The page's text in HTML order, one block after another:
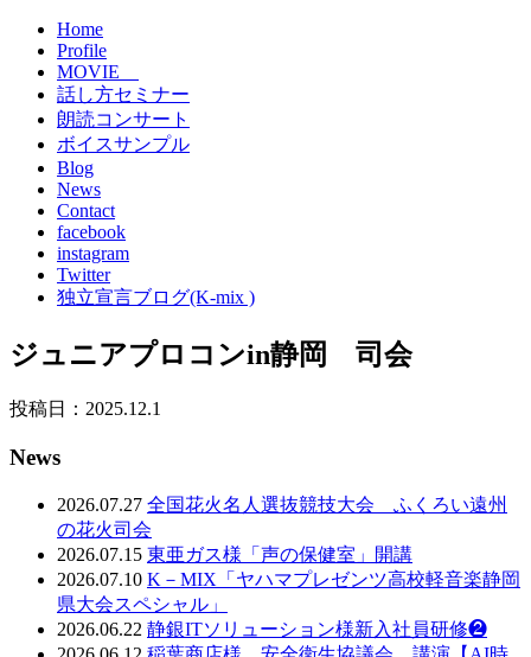
Home
Profile
MOVIE
話し方セミナー
朗読コンサート
ボイスサンプル
Blog
News
Contact
facebook
instagram
Twitter
独立宣言ブログ(K-mix )
ジュニアプロコンin静岡 司会
投稿日：2025.12.1
News
2026.07.27 全国花火名人選抜競技大会 ふくろい遠州
の花火司会
2026.07.15 東亜ガス様「声の保健室」開講
2026.07.10 K－MIX「ヤハマプレゼンツ高校軽音楽静岡
県大会スペシャル」
2026.06.22 静銀ITソリューション様新入社員研修❷